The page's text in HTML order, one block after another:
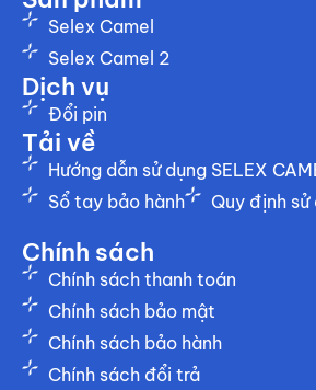
Selex Camel
Selex Camel 2
Dịch vụ
Đổi pin
Tải về
Hướng dẫn sử dụng SELEX
Sổ tay bảo hành
Quy định sử
Chính sách
Chính sách thanh toán
Chính sách bảo mật
Chính sách bảo hành
Chính sách đổi trả